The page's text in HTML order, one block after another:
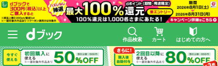
作品検索 カート はじめての方へ